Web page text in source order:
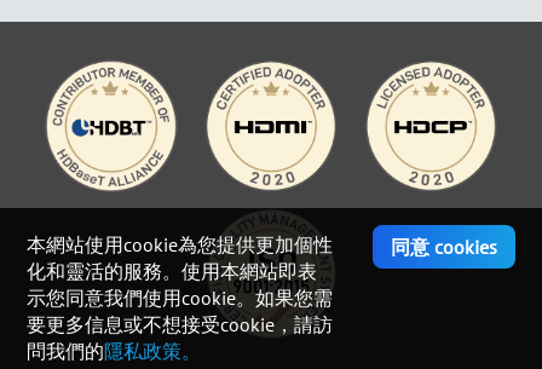
本網站使用cookie為您提供更加個性
化和靈活的服務。使用本網站即表
示您同意我們使用cookie。如果您需
要更多信息或不想接受cookie，請訪
問我們的隱私政策。
同意 cookies